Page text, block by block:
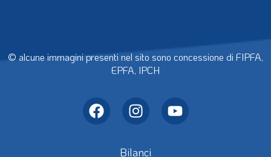
© alcune immagini presenti nel sito sono concessione di FIPFA,
EPFA, IPCH
Bilanci